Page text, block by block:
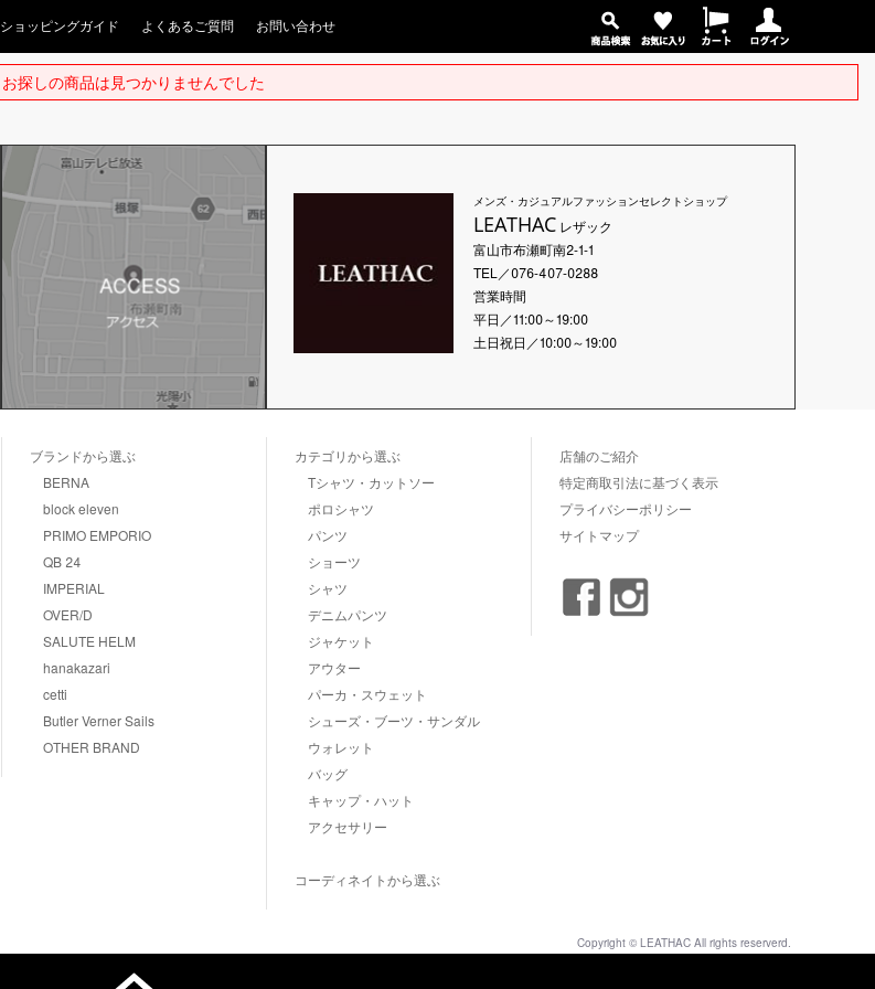
ショッピングガイド よくあるご質問 お問い合わせ
お探しの商品は見つかりませんでした
メンズ・カジュアルファッションセレクトショップ
LEATHAC レザック
富山市布瀬町南2-1-1
TEL／076-407-0288
営業時間
平日／11:00～19:00
土日祝日／10:00～19:00
ブランドから選ぶ
BERNA
block eleven
PRIMO EMPORIO
QB 24
IMPERIAL
OVER/D
SALUTE HELM
hanakazari
cetti
Butler Verner Sails
OTHER BRAND
カテゴリから選ぶ
Tシャツ・カットソー
ポロシャツ
パンツ
ショーツ
シャツ
デニムパンツ
ジャケット
アウター
パーカ・スウェット
シューズ・ブーツ・サンダル
ウォレット
バッグ
キャップ・ハット
アクセサリー
コーディネイトから選ぶ
店舗のご紹介
特定商取引法に基づく表示
プライバシーポリシー
サイトマップ
Copyright © LEATHAC All rights reserverd.